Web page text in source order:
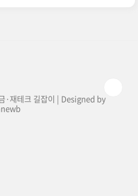
·재테크 길잡이 | Designed by